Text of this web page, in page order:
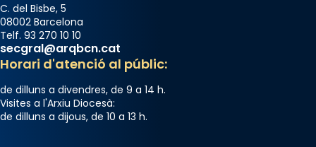
View on Facebook
Arquebisbat de Barcelona
2 weeks ago
Jaume, fill de Zebedeu, és juntament amb el
seu germà Joan i Pere un dels que
acompanyava més de prop Jesús.
C. del Bisbe, 5
08002 Barcelona
Telf. 93 270 10 10
secgral@arqbcn.cat
Horari d'atenció al públic:
de dilluns a divendres, de 9 a 14 h.
Visites a l'Arxiu Diocesà:
de dilluns a dijous, de 10 a 13 h.